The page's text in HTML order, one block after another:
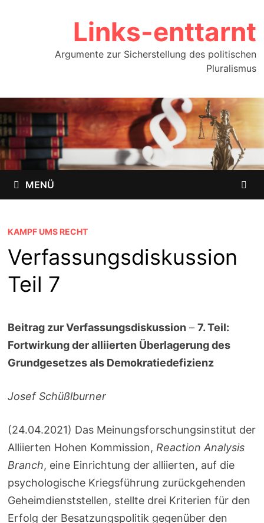
Links-enttarnt
Argumente zur Sicherstellung des politischen
Pluralismus
MENÜ
KAMPF UMS RECHT
Verfassungsdiskussion
Teil 7
Beitrag zur Verfassungsdiskussion – 7. Teil:
Fortwirkung der alliierten Überlagerung des
Grundgesetzes als Demokratiedefizienz
Josef Schüßlburner
(24.04.2021) Das Meinungsforschungsinstitut der
Alliierten Hohen Kommission, Reaction Analysis
Branch, eine Einrichtung der alliierten, auf die
psychologische Kriegsführung zurückgehenden
Geheimdienststellen, stellte drei Kriterien für den
Erfolg der Besatzungspolitik gegenüber den